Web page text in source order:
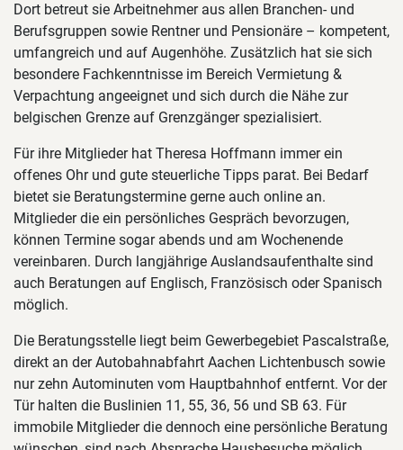
Dort betreut sie Arbeitnehmer aus allen Branchen- und
Berufsgruppen sowie Rentner und Pensionäre – kompetent,
umfangreich und auf Augenhöhe. Zusätzlich hat sie sich
besondere Fachkenntnisse im Bereich Vermietung &
Verpachtung angeeignet und sich durch die Nähe zur
belgischen Grenze auf Grenzgänger spezialisiert.
Für ihre Mitglieder hat Theresa Hoffmann immer ein
offenes Ohr und gute steuerliche Tipps parat. Bei Bedarf
bietet sie Beratungstermine gerne auch online an.
Mitglieder die ein persönliches Gespräch bevorzugen,
können Termine sogar abends und am Wochenende
vereinbaren. Durch langjährige Auslandsaufenthalte sind
auch Beratungen auf Englisch, Französisch oder Spanisch
möglich.
Die Beratungsstelle liegt beim Gewerbegebiet Pascalstraße,
direkt an der Autobahnabfahrt Aachen Lichtenbusch sowie
nur zehn Autominuten vom Hauptbahnhof entfernt. Vor der
Tür halten die Buslinien 11, 55, 36, 56 und SB 63. Für
immobile Mitglieder die dennoch eine persönliche Beratung